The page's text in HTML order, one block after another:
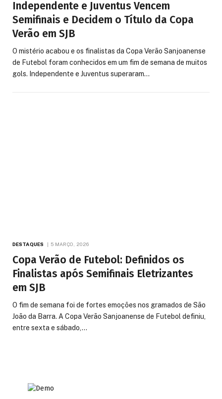
Independente e Juventus Vencem
Semifinais e Decidem o Título da Copa
Verão em SJB
O mistério acabou e os finalistas da Copa Verão Sanjoanense
de Futebol foram conhecidos em um fim de semana de muitos
gols. Independente e Juventus superaram…
DESTAQUES 5 MARÇO, 2026
Copa Verão de Futebol: Definidos os
Finalistas após Semifinais Eletrizantes
em SJB
O fim de semana foi de fortes emoções nos gramados de São
João da Barra. A Copa Verão Sanjoanense de Futebol definiu,
entre sexta e sábado,…